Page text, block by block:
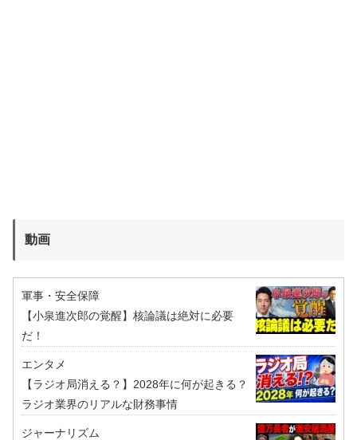
動画
軍事・安全保障
【小泉進次郎の覚醒】核論議は絶対に必要
だ！
エンタメ
【ラジオ局消える？】2028年に何が起きる？
ラジオ業界のリアルな財務事情
ジャーナリズム